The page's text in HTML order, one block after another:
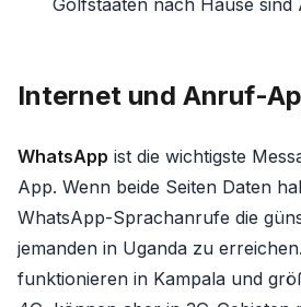
Internet und Anruf-
WhatsApp ist die wichtigste
App. Wenn beide Seiten Daten
WhatsApp-Sprachanrufe die
jemanden in Uganda zu
funktionieren in Kampala und